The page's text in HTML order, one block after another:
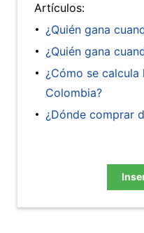
Artículos:
¿Quién gana
¿Quién gana
¿Cómo se calcula
Colombia?
¿Dónde comprar